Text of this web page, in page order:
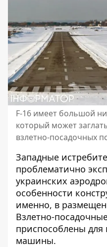
F-16 имеет большой
который может
взлетно-посадочных
Западные
проблематично
украинских
особенности
именно, в
Взлетно-
приспособлены для
машины.